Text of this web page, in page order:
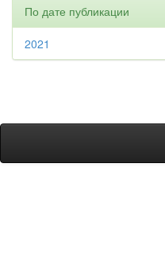
По дате публикации
2021